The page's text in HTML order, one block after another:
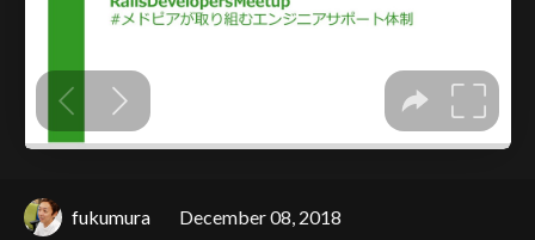
fukumura December 08, 2018